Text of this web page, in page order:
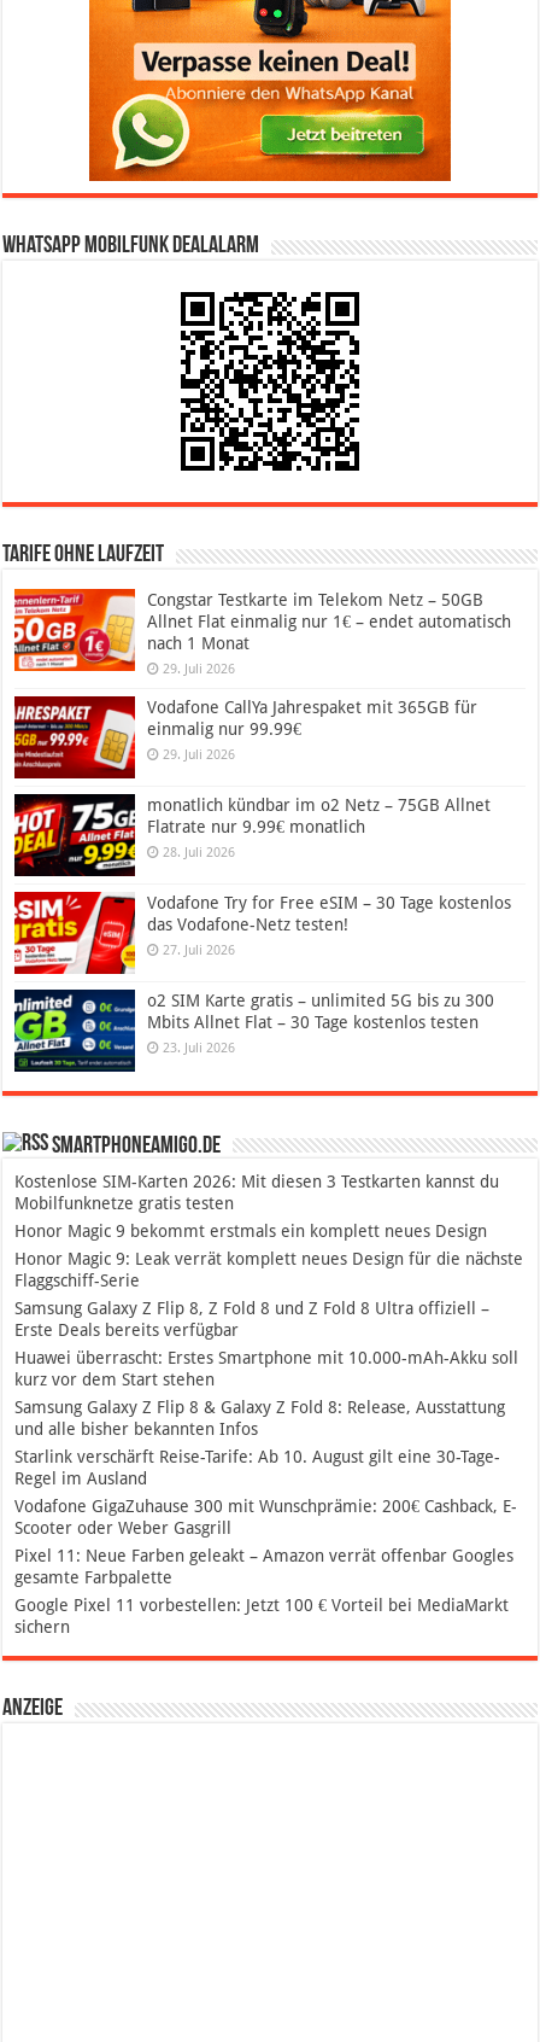
WhatsApp Mobilfunk DealAlarm
Tarife ohne Laufzeit
Congstar Testkarte im Telekom Netz – 50GB
Allnet Flat einmalig nur 1€ – endet automatisch
nach 1 Monat
29. Juli 2026
Vodafone CallYa Jahrespaket mit 365GB für
einmalig nur 99.99€
29. Juli 2026
monatlich kündbar im o2 Netz – 75GB Allnet
Flatrate nur 9.99€ monatlich
28. Juli 2026
Vodafone Try for Free eSIM – 30 Tage kostenlos
das Vodafone-Netz testen!
27. Juli 2026
o2 SIM Karte gratis – unlimited 5G bis zu 300
Mbits Allnet Flat – 30 Tage kostenlos testen
23. Juli 2026
SmartphoneAmigo.de
Kostenlose SIM-Karten 2026: Mit diesen 3 Testkarten kannst du
Mobilfunknetze gratis testen
Honor Magic 9 bekommt erstmals ein komplett neues Design
Honor Magic 9: Leak verrät komplett neues Design für die nächste
Flaggschiff-Serie
Samsung Galaxy Z Flip 8, Z Fold 8 und Z Fold 8 Ultra offiziell –
Erste Deals bereits verfügbar
Huawei überrascht: Erstes Smartphone mit 10.000-mAh-Akku soll
kurz vor dem Start stehen
Samsung Galaxy Z Flip 8 & Galaxy Z Fold 8: Release, Ausstattung
und alle bisher bekannten Infos
Starlink verschärft Reise-Tarife: Ab 10. August gilt eine 30-Tage-
Regel im Ausland
Vodafone GigaZuhause 300 mit Wunschprämie: 200€ Cashback, E-
Scooter oder Weber Gasgrill
Pixel 11: Neue Farben geleakt – Amazon verrät offenbar Googles
gesamte Farbpalette
Google Pixel 11 vorbestellen: Jetzt 100 € Vorteil bei MediaMarkt
sichern
Anzeige